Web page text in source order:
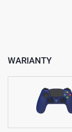
Poszczególne
WARIANTY